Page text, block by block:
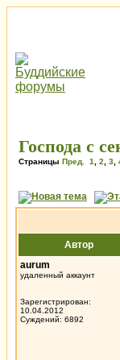
Господа с
Страницы Пред. 1 2 3
Автор
aurum
удаленный аккаунт
Зарегистрирован:
10.04.2012
Суждений: 6892